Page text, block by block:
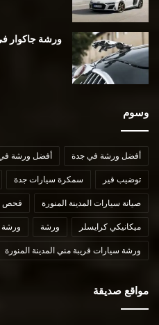
ورشة جاكوار
وسوم
أفضل ورشة في جدة أفضل ورشة
توضيب قير سمكرة سيارات جدة
صيانة سيارات المدينة المنورة فحص
ميكانيكي كرايسلر ورشة ورشة
ورشة سيارات قريبة مني المدينة المنورة
مواقع صديقة